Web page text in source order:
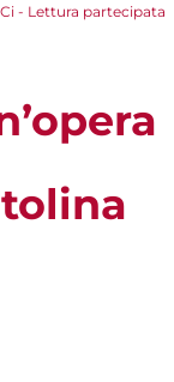
- Lettura partecipata